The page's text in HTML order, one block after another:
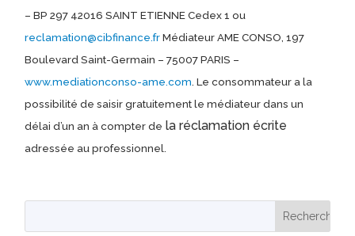
– BP 297 42016 SAINT ETIENNE Cedex 1 ou
reclamation@cibfinance.frMédiateur AME CONSO, 197
Boulevard Saint-Germain – 75007 PARIS –
www.mediationconso-ame.com . Le consommateur a la
possibilité de saisir gratuitement le médiateur dans un
délai d’un an à compter de la réclamation écrite
adressée au professionnel.